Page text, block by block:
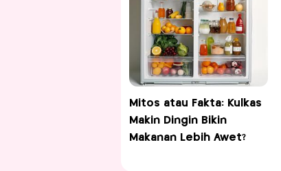
Mitos atau Fakta: Kulkas
Makin Dingin Bikin
Makanan Lebih Awet?